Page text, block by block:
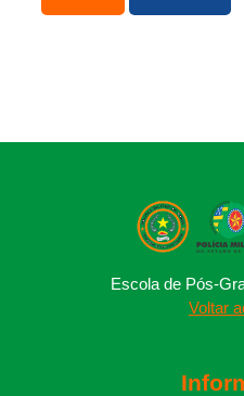
Escola de Pós-
Voltar